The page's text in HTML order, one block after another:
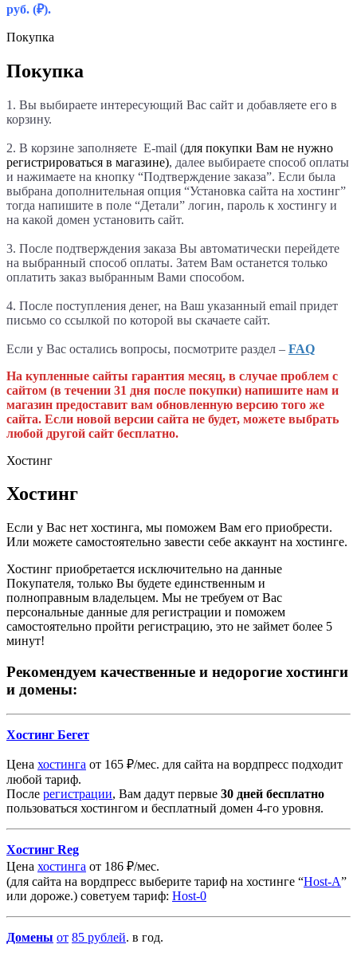
руб. (₽).
Покупка
Покупка
1. Вы выбираете интересующий Вас сайт и добавляете его в
корзину.
2. В корзине заполняете E-mail (для покупки Вам не нужно
регистрироваться в магазине), далее выбираете способ оплаты
и нажимаете на кнопку “Подтверждение заказа”. Если была
выбрана дополнительная опция “Установка сайта на хостинг”
тогда напишите в поле “Детали” логин, пароль к хостингу и
на какой домен установить сайт.
3. После подтверждения заказа Вы автоматически перейдете
на выбранный способ оплаты. Затем Вам останется только
оплатить заказ выбранным Вами способом.
4. После поступления денег, на Ваш указанный email придет
письмо со ссылкой по которой вы скачаете сайт.
Если у Вас остались вопросы, посмотрите раздел – FAQ
На купленные сайты гарантия месяц, в случае проблем с
сайтом (в течении 31 дня после покупки) напишите нам и
магазин предоставит вам обновленную версию того же
сайта. Если новой версии сайта не будет, можете выбрать
любой другой сайт бесплатно.
Хостинг
Хостинг
Если у Вас нет хостинга, мы поможем Вам его приобрести.
Или можете самостоятельно завести себе аккаунт на хостинге.
Хостинг приобретается исключительно на данные
Покупателя, только Вы будете единственным и
полноправным владельцем. Мы не требуем от Вас
персональные данные для регистрации и поможем
самостоятельно пройти регистрацию, это не займет более 5
минут!
Рекомендуем качественные и недорогие хостинги
и домены:
Хостинг Бегет
Цена хостинга от 165 ₽/мес. для сайта на вордпресс подходит
любой тариф.
После регистрации, Вам дадут первые 30 дней бесплатно
пользоваться хостингом и бесплатный домен 4-го уровня.
Хостинг Reg
Цена хостинга от 186 ₽/мес.
(для сайта на вордпресс выберите тариф на хостинге “Host-A”
или дороже.) советуем тариф: Host-0
Домены от 85 рублей. в год.